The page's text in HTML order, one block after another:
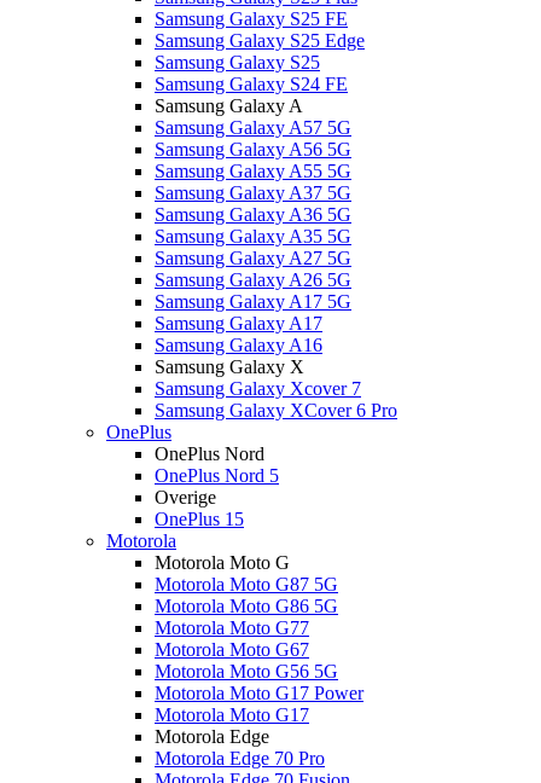
Samsung Galaxy S25 FE
Samsung Galaxy S25 Edge
Samsung Galaxy S25
Samsung Galaxy S24 FE
Samsung Galaxy A
Samsung Galaxy A57 5G
Samsung Galaxy A56 5G
Samsung Galaxy A55 5G
Samsung Galaxy A37 5G
Samsung Galaxy A36 5G
Samsung Galaxy A35 5G
Samsung Galaxy A27 5G
Samsung Galaxy A26 5G
Samsung Galaxy A17 5G
Samsung Galaxy A17
Samsung Galaxy A16
Samsung Galaxy X
Samsung Galaxy Xcover 7
Samsung Galaxy XCover 6 Pro
OnePlus
OnePlus Nord
OnePlus Nord 5
Overige
OnePlus 15
Motorola
Motorola Moto G
Motorola Moto G87 5G
Motorola Moto G86 5G
Motorola Moto G77
Motorola Moto G67
Motorola Moto G56 5G
Motorola Moto G17 Power
Motorola Moto G17
Motorola Edge
Motorola Edge 70 Pro